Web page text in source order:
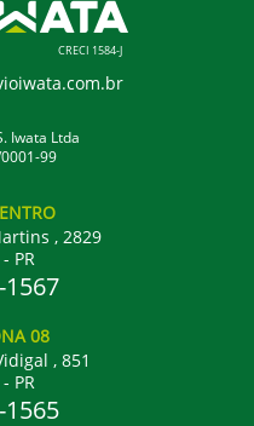
CRECI 1584-J
Iwata Ltda
99
, 2829
PR
1567
08
, 851
PR
1565